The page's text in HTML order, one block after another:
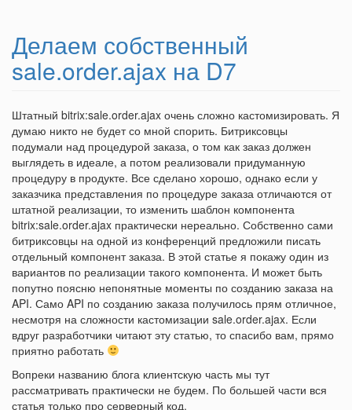
Делаем собственный
sale.order.ajax на D7
Штатный bitrix:sale.order.ajax очень сложно кастомизировать. Я
думаю никто не будет со мной спорить. Битриксовцы
подумали над процедурой заказа, о том как заказ должен
выглядеть в идеале, а потом реализовали придуманную
процедуру в продукте. Все сделано хорошо, однако если у
заказчика представления по процедуре заказа отличаются от
штатной реализации, то изменить шаблон компонента
bitrix:sale.order.ajax практически нереально. Собственно сами
битриксовцы на одной из конференций предложили писать
отдельный компонент заказа. В этой статье я покажу один из
вариантов по реализации такого компонента. И может быть
попутно поясню непонятные моменты по созданию заказа на
API. Само API по созданию заказа получилось прям отличное,
несмотря на сложности кастомизации sale.order.ajax. Если
вдруг разработчики читают эту статью, то спасибо вам, прямо
приятно работать
Вопреки названию блога клиентскую часть мы тут
рассматривать практически не будем. По большей части вся
статья только про серверный код.